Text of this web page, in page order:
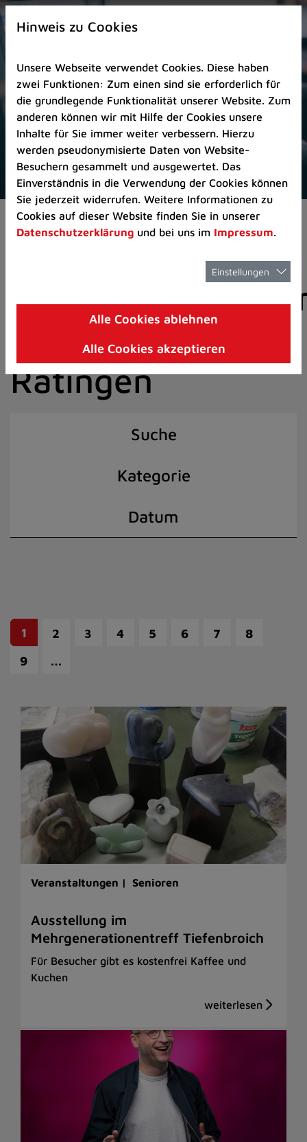
Zur
Startseite
Zum
Seitenanfang
springen
(Schnelltaste
A)
Zur
Navigation/Menü
springen
(Schnelltaste
M)
Zur
8)
I)
Aktuelles Pressemitteilungen
der Stadt
Ratingen
Suche
Kategorie
Datum
1 2 3 4 5 6 7
8
9
…
Veranstaltungen | Senioren
Ausstellung im
Mehrgenerationentreff Tiefenbroich
Für Besucher gibt es kostenfrei Kaffee und
Kuchen
Hinweis zu Cookies
Unsere Webseite verwendet Cookies. Diese haben
zwei Funktionen: Zum einen sind sie erforderlich für
die grundlegende Funktionalität unserer Website. Zum
anderen können wir mit Hilfe der Cookies unsere
Inhalte für Sie immer weiter verbessern. Hierzu
werden pseudonymisierte Daten von Website-
Besuchern gesammelt und ausgewertet. Das
Einverständnis in die Verwendung der Cookies können
Sie jederzeit widerrufen. Weitere Informationen zu
Cookies auf dieser Website finden Sie in unserer
Datenschutzerklärung und bei uns im Impressum.
Einstellungen
Alle Cookies ablehnen
Alle Cookies akzeptieren